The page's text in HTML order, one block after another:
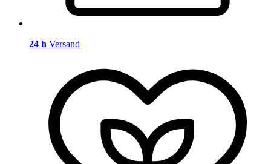
24 h Versand